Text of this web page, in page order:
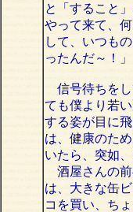
と「すること
やって来て、
して、いつも
ったんだ～！」
信号待ちをし
ても僕より若
する姿が目に
は、健康のた
いたら、突如
酒屋さんの前
は、大きな缶
コを買い、ち